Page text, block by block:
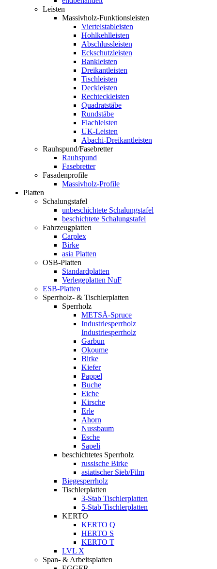
Leisten
Massivholz-Funktionsleisten
Viertelstableisten
Hohlkehlleisten
Abschlussleisten
Eckschutzleisten
Bankleisten
Dreikantleisten
Tischleisten
Deckleisten
Rechteckleisten
Quadratstäbe
Rundstäbe
Flachleisten
UK-Leisten
Abachi-Dreikantleisten
Rauhspund/Fasebretter
Rauhspund
Fasebretter
Fasadenprofile
Massivholz-Profile
Platten
Schalungstafel
unbeschichtete Schalungstafel
beschichtete Schalungstafel
Fahrzeugplatten
Carplex
Birke
asia Platten
OSB-Platten
Standardplatten
Verlegeplatten NuF
ESB-Platten
Sperrholz- & Tischlerplatten
Sperrholz
METSÄ-Spruce
Industriesperrholz
Industriesperrholz
Garbun
Okoume
Birke
Kiefer
Pappel
Buche
Eiche
Kirsche
Erle
Ahorn
Nussbaum
Esche
Sapeli
beschichtetes Sperrholz
russische Birke
asiatischer Sieb/Film
Biegesperrholz
Tischlerplatten
3-Stab Tischlerplatten
5-Stab Tischlerplatten
KERTO
KERTO Q
HERTO S
KERTO T
LVL X
Span- & Arbeitsplatten